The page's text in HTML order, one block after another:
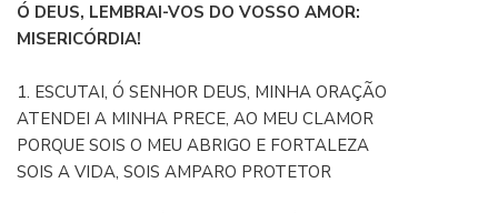
Ó DEUS, LEMBRAI-VOS DO VOSSO AMOR:
MISERICÓRDIA!
1. ESCUTAI, Ó SENHOR DEUS, MINHA ORAÇÃO
ATENDEI A MINHA PRECE, AO MEU CLAMOR
PORQUE SOIS O MEU ABRIGO E FORTALEZA
SOIS A VIDA, SOIS AMPARO PROTETOR